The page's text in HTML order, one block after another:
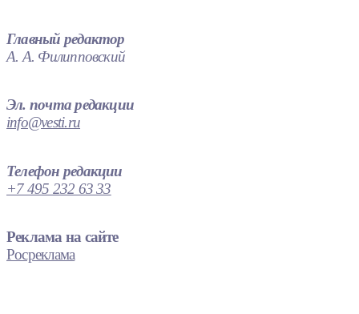
Главный редактор
А. А. Филипповский
Эл. почта редакции
info@vesti.ru
Телефон редакции
+7 495 232 63 33
Реклама на сайте
Росреклама